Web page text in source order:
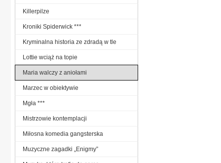
Killerpilze
Kroniki Spiderwick ***
Kryminalna historia ze zdradą w tle
Lottie wciąż na topie
Maria walczy z aniołami
Marzec w obiektywie
Mgła ***
Mistrzowie kontemplacji
Miłosna komedia gangsterska
Muzyczne zagadki „Enigmy”